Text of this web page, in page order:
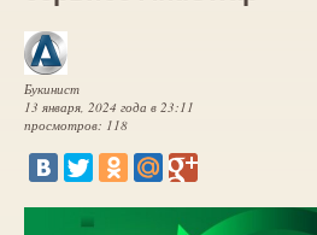
Букинист
13 января, 2024 года в 23:11
просмотров: 118